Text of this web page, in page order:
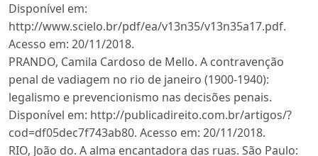
Disponível em:
http://www.scielo.br/pdf/ea/v13n35/v13n35a17.pdf.
Acesso em: 20/11/2018.
PRANDO, Camila Cardoso de Mello. A contravenção
penal de vadiagem no rio de janeiro (1900-1940):
legalismo e prevencionismo nas decisões penais.
Disponível em: http://publicadireito.com.br/artigos/?
cod=df05dec7f743ab80. Acesso em: 20/11/2018.
RIO, João do. A alma encantadora das ruas. São Paulo: